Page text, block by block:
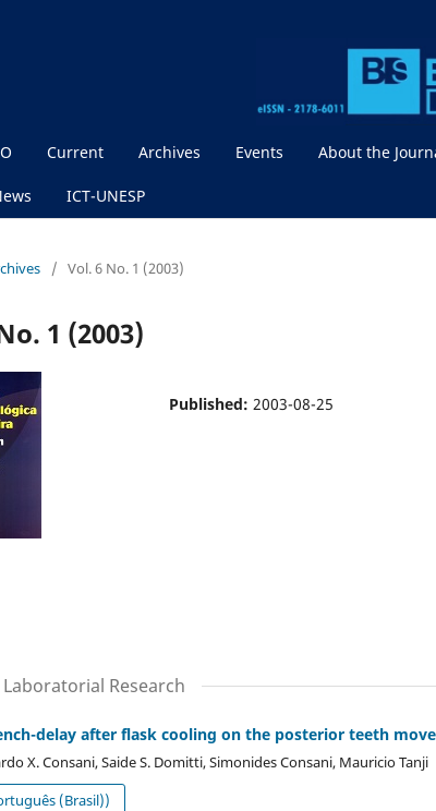
Current Archives Events About the
ICT-UNESP
/ Vol. 6 No. 1 (2003)
1 (2003)
Published: 2003-08-25
Research
delay after flask cooling on the posterior teeth
X. Consani, Saide S. Domitti, Simonides Consani, Mauricio Tanji
(Brasil))